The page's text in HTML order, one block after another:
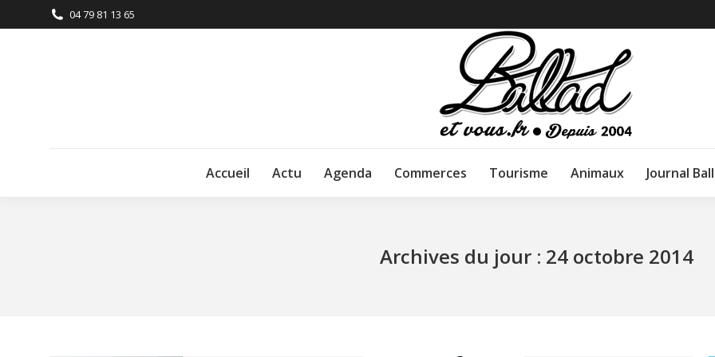
04 79 81 13 65
Accueil Actu Agenda Commerces Tourisme Animaux Journal
Archives du jour : 24 octobre 2014